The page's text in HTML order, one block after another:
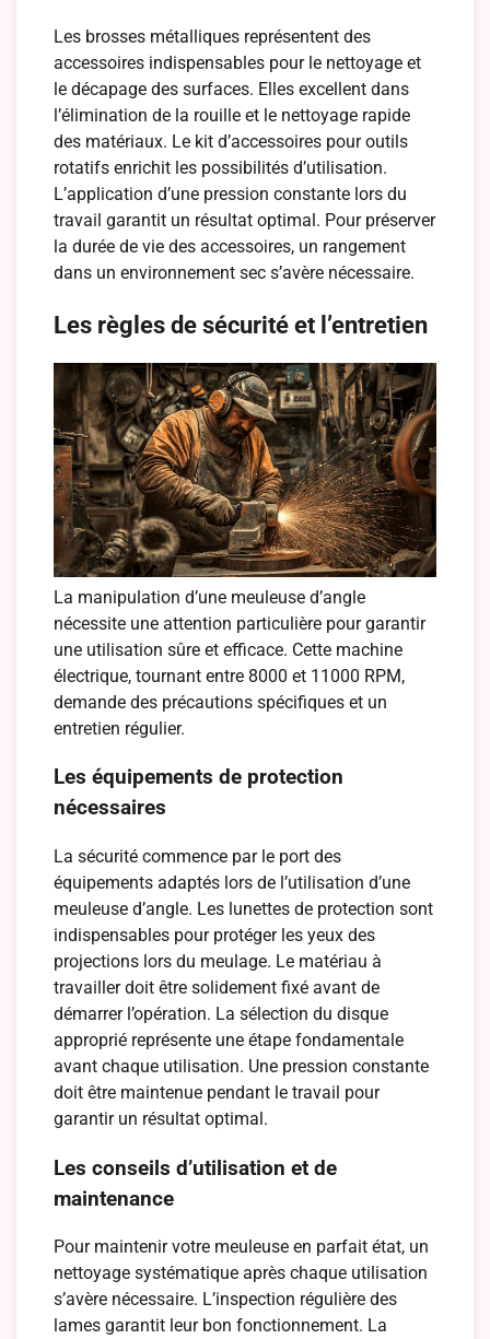
Les brosses métalliques représentent des
accessoires indispensables pour le nettoyage et
le décapage des surfaces. Elles excellent dans
l’élimination de la rouille et le nettoyage rapide
des matériaux. Le kit d’accessoires pour outils
rotatifs enrichit les possibilités d’utilisation.
L’application d’une pression constante lors du
travail garantit un résultat optimal. Pour préserver
la durée de vie des accessoires, un rangement
dans un environnement sec s’avère nécessaire.
Les règles de sécurité et l’entretien
La manipulation d’une meuleuse d’angle
nécessite une attention particulière pour garantir
une utilisation sûre et efficace. Cette machine
électrique, tournant entre 8000 et 11000 RPM,
demande des précautions spécifiques et un
entretien régulier.
Les équipements de protection
nécessaires
La sécurité commence par le port des
équipements adaptés lors de l’utilisation d’une
meuleuse d’angle. Les lunettes de protection sont
indispensables pour protéger les yeux des
projections lors du meulage. Le matériau à
travailler doit être solidement fixé avant de
démarrer l’opération. La sélection du disque
approprié représente une étape fondamentale
avant chaque utilisation. Une pression constante
doit être maintenue pendant le travail pour
garantir un résultat optimal.
Les conseils d’utilisation et de
maintenance
Pour maintenir votre meuleuse en parfait état, un
nettoyage systématique après chaque utilisation
s’avère nécessaire. L’inspection régulière des
lames garantit leur bon fonctionnement. La